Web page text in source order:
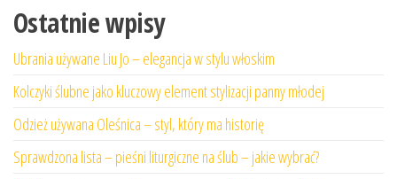
Ostatnie wpisy
Ubrania używane Liu Jo – elegancja w stylu włoskim
Kolczyki ślubne jako kluczowy element stylizacji panny młodej
Odzież używana Oleśnica – styl, który ma historię
Sprawdzona lista – pieśni liturgiczne na ślub – jakie wybrać?